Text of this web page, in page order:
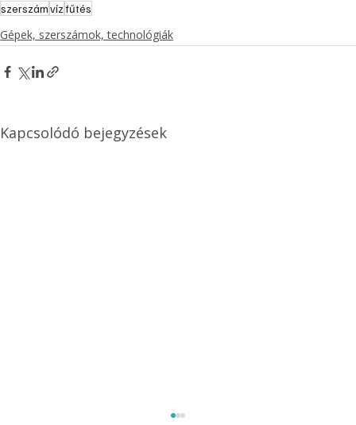
szerszámvízfűtés
Gépek, szerszámok, technológiák
Kapcsolódó bejegyzések